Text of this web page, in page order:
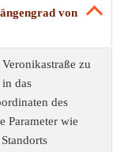
von
zu
das
des
Parameter wie